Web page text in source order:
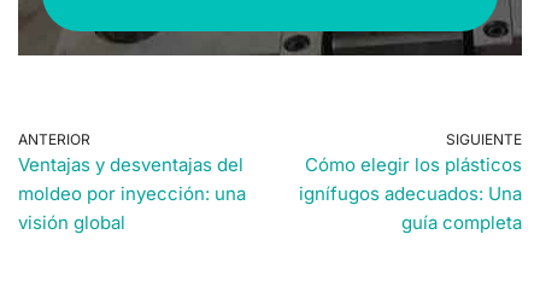
ANTERIOR
Ventajas y desventajas del
moldeo por inyección: una
visión global
SIGUIENTE
Cómo elegir los plásticos
ignífugos adecuados: Una
guía completa